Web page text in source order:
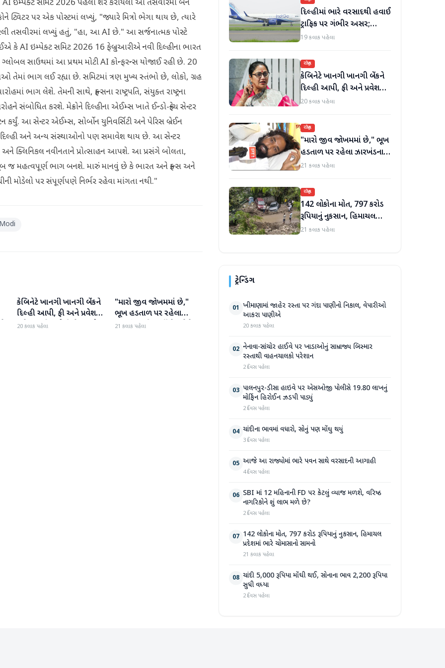
ઇમ્પેક્ટ સમિટ 2026 પહેલા શેર કરાયેલી આ તસવીરમાં બંને
ટ્વિટર પર એક પોસ્ટમાં લખ્યું, "જ્યારે મિત્રો ભેગા થાય છે, ત્યારે
તસવીરમાં લખ્યું હતું, "હા, આ AI છે." આ સર્જનાત્મક પોસ્ટે
કે AI ઇમ્પેક્ટ સમિટ 2026 16 ફેબ્રુઆરીએ નવી દિલ્હીના ભારત
સાઉથમાં આ પ્રથમ મોટી AI કોન્ફરન્સ યોજાઈ રહી છે. 20
ભાગ લઈ રહ્યા છે. સમિટમાં ત્રણ મુખ્ય સ્તંભો છે, લોકો, ગ્રહ
ભાગ લેશે. તેમની સાથે, ફ્રાન્સના રાષ્ટ્રપતિ, સંયુક્ત રાષ્ટ્રના
સંબોધિત કરશે. મેક્રોને દિલ્હીના એઈમ્સ ખાતે ઈન્ડો-ફ્રેન્ચ સેન્ટર
કર્યું. આ સેન્ટર એઈમ્સ, સોર્બોન યુનિવર્સિટી અને પેરિસ બ્રેઈન
અને અન્ય સંસ્થાઓનો પણ સમાવેશ થાય છે. આ સેન્ટર
ક્લિનિકલ નવીનતાને પ્રોત્સાહન આપશે. આ પ્રસંગે બોલતા,
જ મહત્વપૂર્ણ ભાગ બનશે. મારું માનવું છે કે ભારત અને ફ્રાન્સ અને
પર સંપૂર્ણપણે નિર્ભર રહેવા માંગતા નથી."
રાષ્ટ્રીય
કેબિનેટે ખાનગી ખાનગી બેંકને
દિલ્હી આપી, ફી અને પ્રવેશ
માટે નવા નિયમો વિશે જાણો
20 કલાક પહેલા
રાષ્ટ્રીય
"મારો જીવ જોખમમાં છે,"
ભૂખ હડતાળ પર રહેલા
ઝારખંડના વિદ્યાર્થી નેતા દેવેન્દ્ર
21 કલાક પહેલા
દિલ્હીમાં ભારે વરસાદથી હવાઈ
ટ્રાફિક પર ગંભીર અસર;
ઈન્ડિગોએ મુસાફરો માટે
19 કલાક પહેલા
રાષ્ટ્રીય
કેબિનેટે ખાનગી ખાનગી બેંકને
દિલ્હી આપી, ફી અને પ્રવેશ
માટે નવા નિયમો વિશે જાણો
20 કલાક પહેલા
રાષ્ટ્રીય
"મારો જીવ જોખમમાં છે," ભૂખ
હડતાળ પર રહેલા ઝારખંડના
વિદ્યાર્થી નેતા દેવેન્દ્ર નાથ
21 કલાક પહેલા
રાષ્ટ્રીય
142 લોકોના મોત, 797 કરોડ
રૂપિયાનું નુકસાન, હિમાચલ
પ્રદેશમાં ભારે ચોમાસાનો સામનો
21 કલાક પહેલા
ટ્રેન્ડિંગ
01 ખીમાણામાં જાહેર રસ્તા પર ગંદા પાણીનો નિકાલ, વેપારીઓ
આકરા પાણીએ
20 કલાક પહેલા
02 નેનાવા-સાંચોર હાઈવે પર ખાડાઓનું સામ્રાજ્ય બિસ્માર
રસ્તાથી વાહનચાલકો પરેશાન
2 દિવસ પહેલા
03 પાલનપુર-ડીસા હાઇવે પર એસઓજી પોલીસે 19.80 લાખનું
મોર્ફિન હિરોઈન ઝડપી પાડ્યું
2 દિવસ પહેલા
04 ચાંદીના ભાવમાં વધારો, સોનું પણ મોંઘુ થયું
3 દિવસ પહેલા
05 આજે આ રાજ્યોમાં ભારે પવન સાથે વરસાદની આગાહી
4 દિવસ પહેલા
06 SBI માં 12 મહિનાની FD પર કેટલું વ્યાજ મળશે, વરિષ્ઠ
નાગરિકોને શું લાભ મળે છે?
2 દિવસ પહેલા
07 142 લોકોના મોત, 797 કરોડ રૂપિયાનું નુકસાન, હિમાચલ
પ્રદેશમાં ભારે ચોમાસાનો સામનો
21 કલાક પહેલા
08 ચાંદી 5,000 રૂપિયા મોંઘી થઈ, સોનાના ભાવ 2,200 રૂપિયા
સુધી વધ્યા
2 દિવસ પહેલા